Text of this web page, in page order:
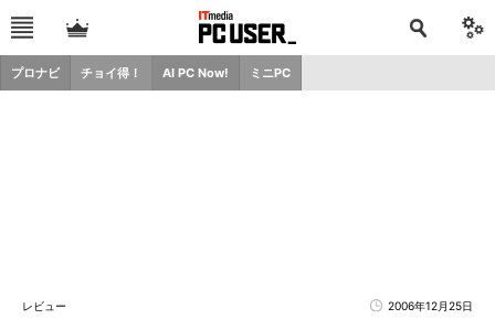
プロナビ チョイ得！ AI PC Now! ミニPC
レビュー 2006年12月25日